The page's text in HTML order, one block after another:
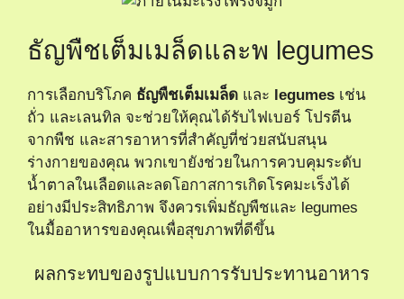
ธัญพืชเต็มเมล็ดและพ legumes
การเลือกบริโภค ธัญพืชเต็มเมล็ด และ legumes เช่น
ถั่ว และเลนทิล จะช่วยให้คุณได้รับไฟเบอร์ โปรตีน
จากพืช และสารอาหารที่สำคัญที่ช่วยสนับสนุน
ร่างกายของคุณ พวกเขายังช่วยในการควบคุมระดับ
น้ำตาลในเลือดและลดโอกาสการเกิดโรคมะเร็งได้
อย่างมีประสิทธิภาพ จึงควรเพิ่มธัญพืชและ legumes
ในมื้ออาหารของคุณเพื่อสุขภาพที่ดีขึ้น
ผลกระทบของรูปแบบการรับประทานอาหาร